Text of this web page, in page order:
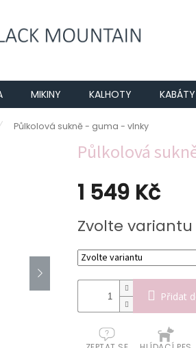
MIKINY KALHOTY KABÁTY
Půlkolová sukně - guma - vlnky
Půlkolová
1 549 Kč
cena:
Zvolte variantu
Přidat